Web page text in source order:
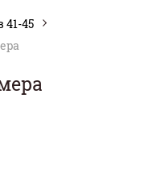
45